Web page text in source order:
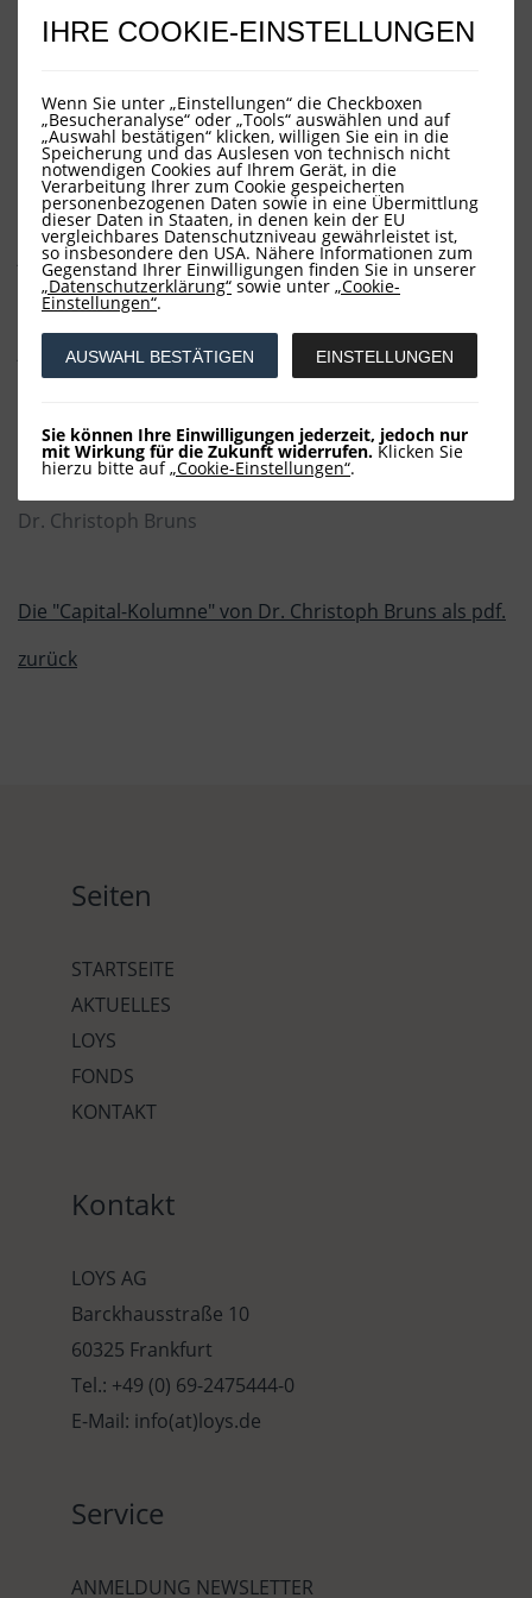
IHRE COOKIE-EINSTELLUNGEN
Wenn Sie unter „Einstellungen“ die Checkboxen
„Besucheranalyse“ oder „Tools“ auswählen und auf
„Auswahl bestätigen“ klicken, willigen Sie ein in die
Speicherung und das Auslesen von technisch nicht
notwendigen Cookies auf Ihrem Gerät, in die
Verarbeitung Ihrer zum Cookie gespeicherten
personenbezogenen Daten sowie in eine Übermittlung
dieser Daten in Staaten, in denen kein der EU
vergleichbares Datenschutzniveau gewährleistet ist,
so insbesondere den USA. Nähere Informationen zum
Gegenstand Ihrer Einwilligungen finden Sie in unserer
„Datenschutzerklärung“ sowie unter „Cookie-
Einstellungen“.
AUSWAHL BESTÄTIGEN EINSTELLUNGEN
Sie können Ihre Einwilligungen jederzeit, jedoch nur
mit Wirkung für die Zukunft widerrufen. Klicken Sie
hierzu bitte auf„Cookie-Einstellungen“.
positioniert zu sein? Gerade aus europäischer Sicht
scheint dieser Befund zutreffend zu sein, zumal die
deutlich gegenüber dem US-Dollar abgewertet hat.
Man kann sich des Eindrucks nicht erwehren, dass die
Marktteilnehmer diesbezüglich bereits entschieden
haben, zumal gegen den scheinbaren Dauererfolgslauf
der Big 7 kaum zu argumentieren ist. Gewisse Risiken
(Konzentrations-, Bewertungs-, ETF-Zufluss- und
juristische Risiken), die mit der Erfolgsgeschichte in
Zusammenhang stehen, werden seit Jahren
geflissentlich weitgehend ignoriert. Man wird sehen, ob
jene des Zinsmarktes.
Aus Chicago
Dr. Christoph Bruns
Die "Capital-Kolumne" von Dr. Christoph Bruns als pdf.
zurück
Seiten
STARTSEITE
AKTUELLES
LOYS
FONDS
KONTAKT
Kontakt
LOYS AG
Barckhausstraße 10
60325 Frankfurt
Tel.: +49 (0) 69-2475444-0
E-Mail: info(at)loys.de
Service
ANMELDUNG NEWSLETTER